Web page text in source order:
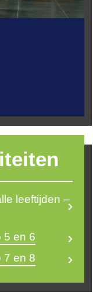
leeftijden –
5 en 6
7 en 8